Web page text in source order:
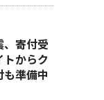
寄付受
からク
準備中